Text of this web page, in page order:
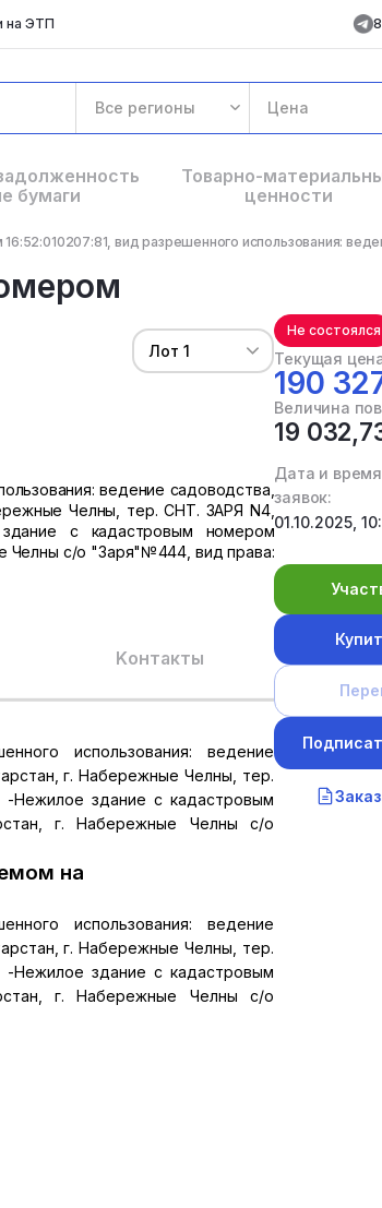
на ЭТП
Все регионы Цена
бумаги
Товарно-
ценности
вид разрешенного использования:
Лот 1
ведение садоводства,
Челны, тер. СНТ. ЗАРЯ N4,
с кадастровым номером
Челны с/о "Заря"№444, вид права:
Kонтакты
использования: ведение
г. Набережные Челны, тер.
-Нежилое здание с кадастровым
г. Набережные Челны с/о
на
использования: ведение
г. Набережные Челны, тер.
-Нежилое здание с кадастровым
г. Набережные Челны с/о
Не состоялся
Текущая
190
Величина
19
Дата и
заявок:
01.10.2025,